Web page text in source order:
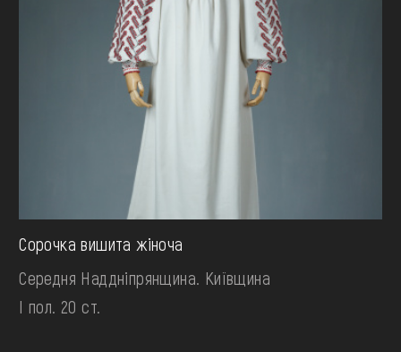
Сорочка вишита жіноча
Середня Наддніпрянщина. Київщина
І пол. 20 ст.